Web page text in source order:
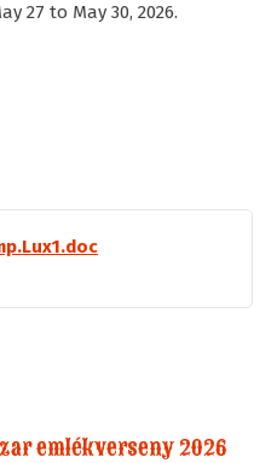
27 to May 30, 2026.
emlékverseny 2026